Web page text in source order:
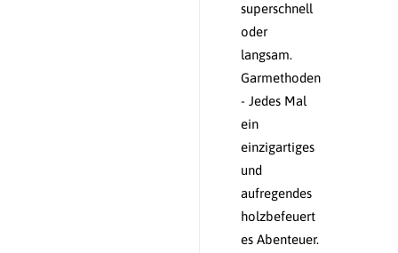
superschnell
oder
langsam.
Garmethoden
- Jedes Mal
ein
einzigartiges
und
aufregendes
holzbefeuert
es Abenteuer.